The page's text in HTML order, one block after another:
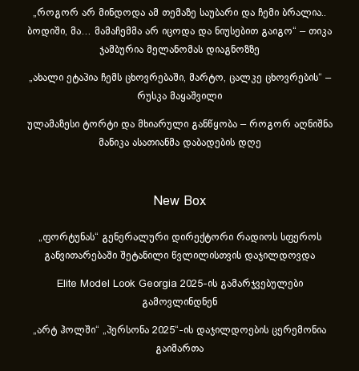
„როგორ არ მინდოდა ამ თემაზე საუბარი და ჩემი ბრალია..
ბოდიში, მა… მამაჩემმა არ იცოდა და ნიუსებით გაიგო“ – თიკა
ჯამბურია მელანომას დიაგნოზზე
„ახა­ლი ეტა­პია ჩემს ცხოვ­რე­ბა­ში, მარ­ტო, ცალ­კე ცხოვ­რე­ბის“ –
რუსკა მაყაშვილი
ულამაზესი ტორტი და მხიარული განწყობა – როგორ აღნიშნა
მანიკა ასათიანმა დაბადების დღე
New Box
„ფორტუნას“ გენერალური დირექტორი რადიოს სფეროს
განვითარებაში შეტანილი წვლილისთვის დაჯილდოვდა
Elite Model Look Georgia 2025-ის გამარჯვებულები
გამოვლინდნენ
„არტ ჰოლში“ „პერსონა 2025“-ის დაჯილდოების ცერემონია
გაიმართა